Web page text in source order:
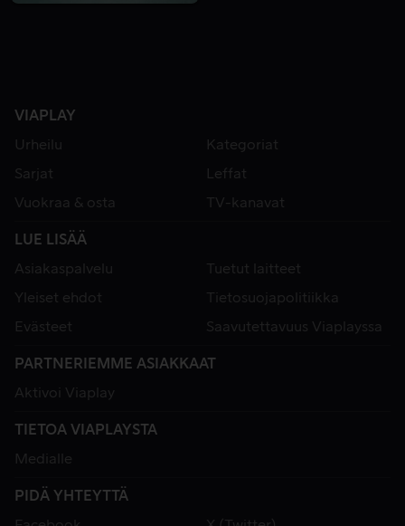
VIAPLAY
Urheilu
Kategoriat
Sarjat
Leffat
Vuokraa & osta
TV-kanavat
LUE LISÄÄ
Asiakaspalvelu
Tuetut laitteet
Yleiset ehdot
Tietosuojapolitiikka
Evästeet
Saavutettavuus Viaplayssa
PARTNERIEMME ASIAKKAAT
Aktivoi Viaplay
TIETOA VIAPLAYSTA
Medialle
PIDÄ YHTEYTTÄ